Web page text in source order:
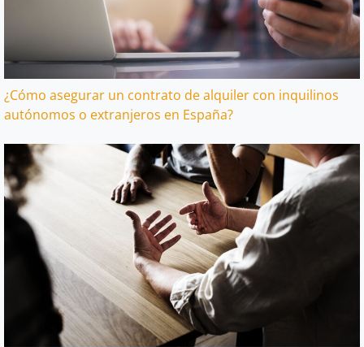
¿Cómo asegurar un contrato de alquiler con inquilinos
autónomos o extranjeros en España?